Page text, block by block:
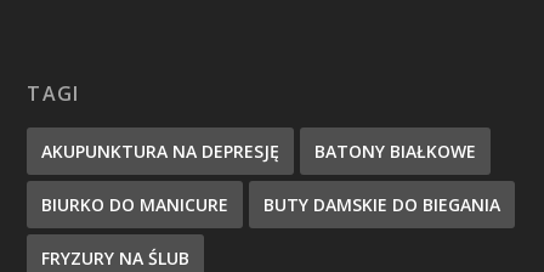
TAGI
AKUPUNKTURA NA DEPRESJĘ BATONY BIAŁKOWE
BIURKO DO MANICURE BUTY DAMSKIE DO BIEGANIA
FRYZURY NA ŚLUB